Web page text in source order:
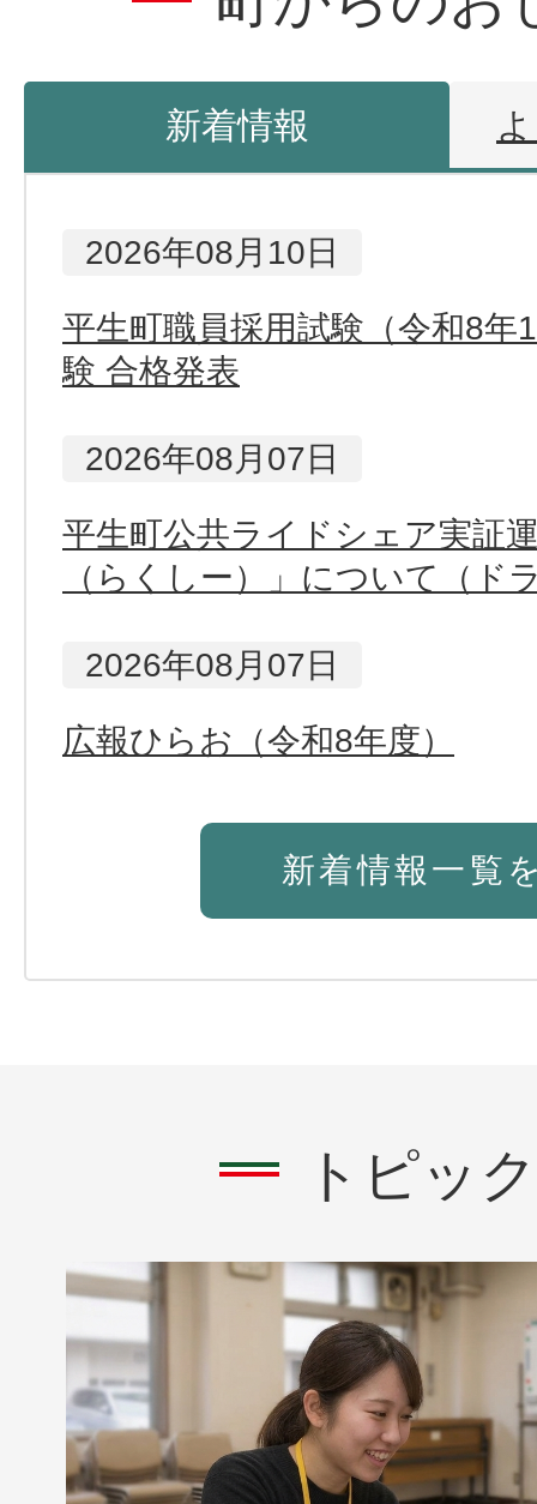
新着情報
新
着
情
2026年08月10日
平生町職員採用試験（令和8年
験 合格発表
2026年08月07日
平生町公共ライドシェア実証
（らくしー）」について（ド
2026年08月07日
広報ひらお（令和8年度）
2026年08月07日
Jアラートの試験放送について
2026年08月06日
2026年08月05日
2026年07月31日
令和9年平生町二十歳のつど
ます
新着情報一覧
トピッ
1
枚
目
の